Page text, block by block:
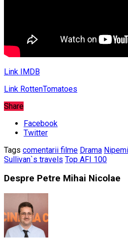
Link IMDB
Link RottenTomatoes
Share
Facebook
Twitter
Tags comentarii filme Drama
Sullivan`s travels Top AFI 100
Despre Petre Mihai Nicolae